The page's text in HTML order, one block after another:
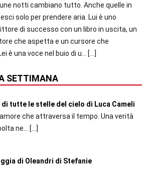
notti cambiano tutto. Anche quelle in
solo per prendere aria. Lui è uno
di successo con un libro in uscita, un
che aspetta e un cursore che
è una voce nel buio di u...
[…]
SETTIMANA
di tutte le stelle del cielo di Luca Cameli
che attraversa il tempo. Una verità
ne...
[…]
di Oleandri di Stefanie